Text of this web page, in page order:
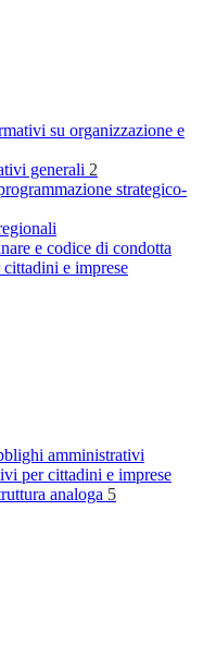
su organizzazione e
generali 2
strategico-
e codice di condotta
e imprese
amministrativi
per cittadini e imprese
analoga 5